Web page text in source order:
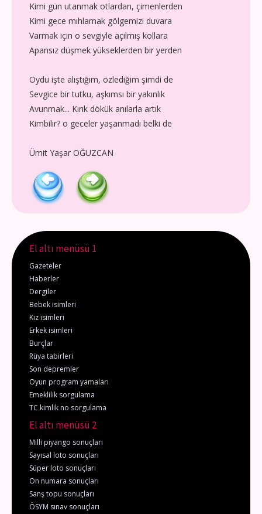
Kimi gün utanmak otlardan, çimenlerden
Kimi gece mıhlamak gölgemizi duvara
Varmak için o sevgiyle açılmış kollara
Apansız düşmek yükseklerden bir yerden
Oydu işte alıştığım, özlediğim şimdi de
Sevgice bir tutku, aşkımsı bir yakınlık
Avunmak... Kırık dökük anılarla artık
Kimbilir? o geceler yaşanmadı belki de
Ümit Yaşar OĞUZCAN
El altı menüsü 1
Gazeteler
Haberler
Dergiler
Bebek isimleri
Kız isimleri
Erkek isimleri
Burçlar
Rüya tabirleri
Son depremler
Oyun program yamaları
Emeklilik sorgulama
TC kimlik no sorgulama
El altı menüsü 2
Milli piyango sonuçları
Sayısal loto sonuçları
Süper loto sonuçları
On numara sonuçları
Sanş topu sonuçları
ÖSYM sınav sonuçları